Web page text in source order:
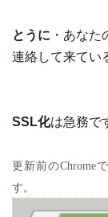
とうに ・あなた
連絡して来てい
SSL化は急務で
更新前のChrome
す。